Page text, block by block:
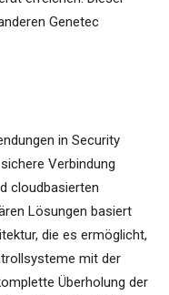
Genetec
in Security
Verbindung
cloudbasierten
Lösungen basiert
die es ermöglicht,
mit der
Überholung der